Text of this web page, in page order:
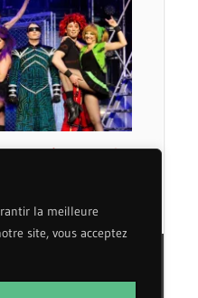
la meilleure
site, vous acceptez